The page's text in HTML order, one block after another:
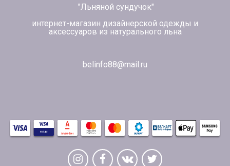
"Льняной сундучок"
интернет-магазин дизайнерской одежды и
аксессуаров из натурального льна
belinfo88@mail.ru